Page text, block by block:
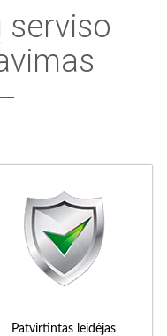
Patvirtintas leidėjas